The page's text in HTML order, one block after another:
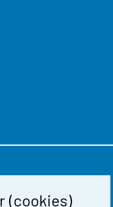
(cookies)